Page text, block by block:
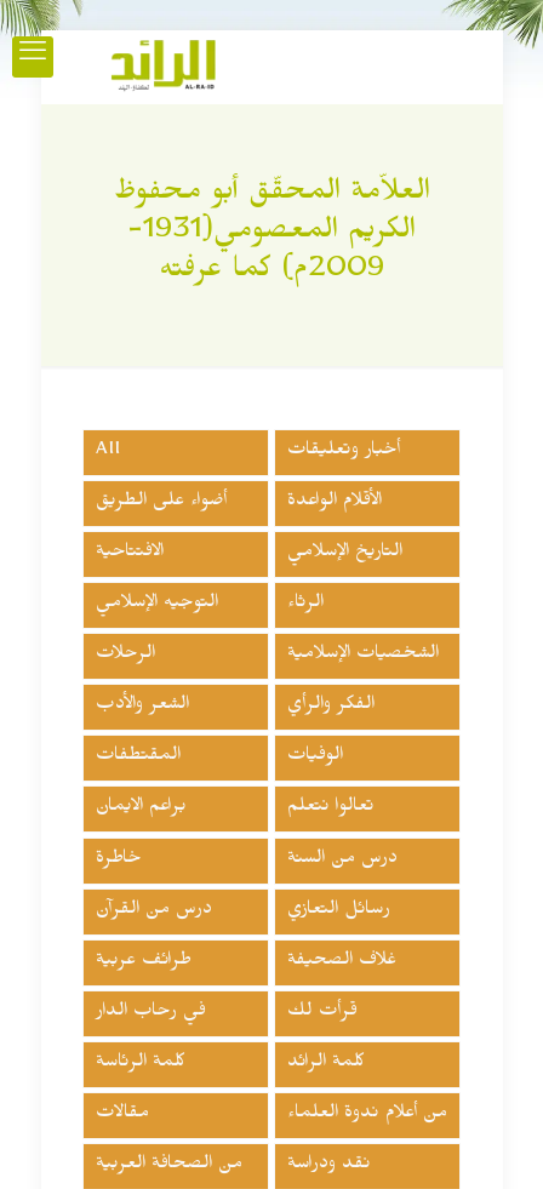
العلاّمة المحقّق أبو محفوظ
الكريم المعصومي(1931-
2009م) كما عرفته
All أخبار وتعليقات
أضواء على الطريق الأقلام الواعدة
الافتتاحية التاريخ الإسلامي
التوجيه الإسلامي الرثاء
الرحلات الشخصيات الإسلامية
الشعر والأدب الفكر والرأي
المقتطفات الوفيات
براعم الايمان تعالوا نتعلم
خاطرة درس من السنة
درس من القرآن رسائل التعازي
طرائف عربية غلاف الصحيفة
في رحاب الدار قرأت لك
كلمة الرئاسة كلمة الرائد
مقالات من أعلام ندوة العلماء
من الصحافة العربية نقد ودراسة